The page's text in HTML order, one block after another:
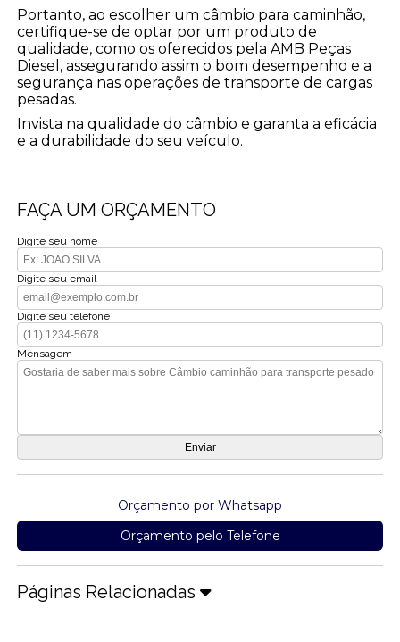
Portanto, ao escolher um câmbio para caminhão,
certifique-se de optar por um produto de
qualidade, como os oferecidos pela AMB Peças
Diesel, assegurando assim o bom desempenho e a
segurança nas operações de transporte de cargas
pesadas.
Invista na qualidade do câmbio e garanta a eficácia
e a durabilidade do seu veículo.
FAÇA UM ORÇAMENTO
Digite seu nome
Digite seu email
Digite seu telefone
Mensagem
Orçamento por Whatsapp
Orçamento pelo Telefone
Páginas Relacionadas